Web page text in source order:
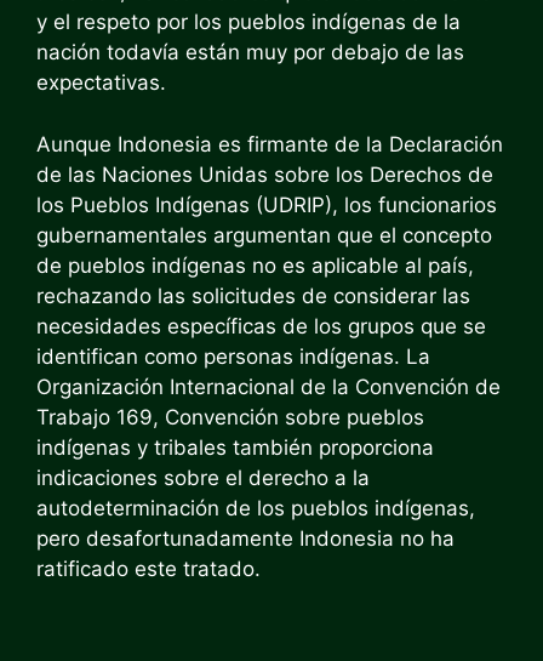
y el respeto por los pueblos indígenas de la
nación todavía están muy por debajo de las
expectativas.
Aunque Indonesia es firmante de la Declaración
de las Naciones Unidas sobre los Derechos de
los Pueblos Indígenas (UDRIP), los funcionarios
gubernamentales argumentan que el concepto
de pueblos indígenas no es aplicable al país,
rechazando las solicitudes de considerar las
necesidades específicas de los grupos que se
identifican como personas indígenas. La
Organización Internacional de la Convención de
Trabajo 169, Convención sobre pueblos
indígenas y tribales también proporciona
indicaciones sobre el derecho a la
autodeterminación de los pueblos indígenas,
pero desafortunadamente Indonesia no ha
ratificado este tratado.